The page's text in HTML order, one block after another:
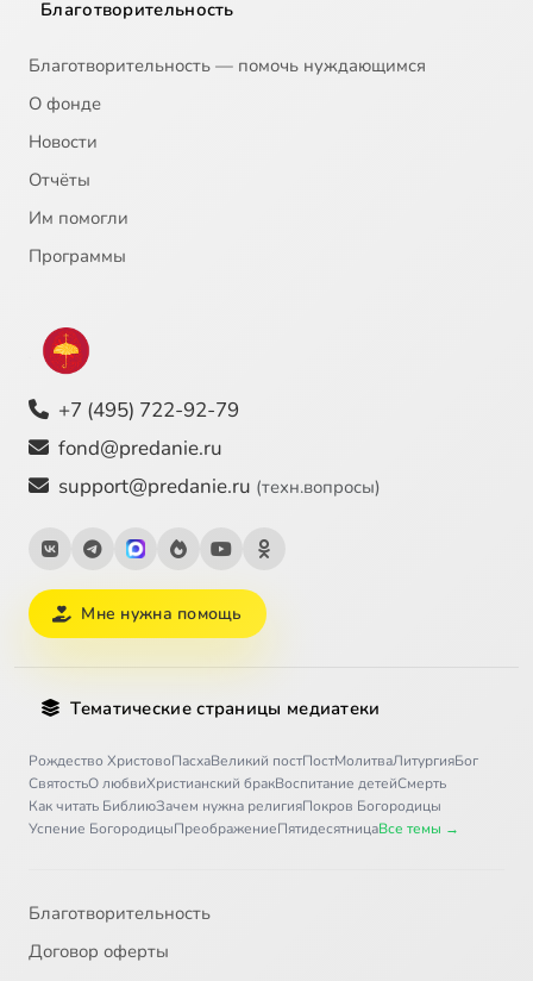
Благотворительность
Благотворительность — помочь нуждающимся
О фонде
Новости
Отчёты
Им помогли
Программы
+7 (495) 722-92-79
fond@predanie.ru
support@predanie.ru (техн.вопросы)
Мне нужна помощь
Тематические страницы медиатеки
Рождество ХристовоПасхаВеликий постПостМолитваЛитургияБог
СвятостьО любвиХристианский бракВоспитание детейСмерть
Как читать БиблиюЗачем нужна религияПокров Богородицы
Успение БогородицыПреображениеПятидесятницаВсе темы →
Благотворительность
Договор оферты